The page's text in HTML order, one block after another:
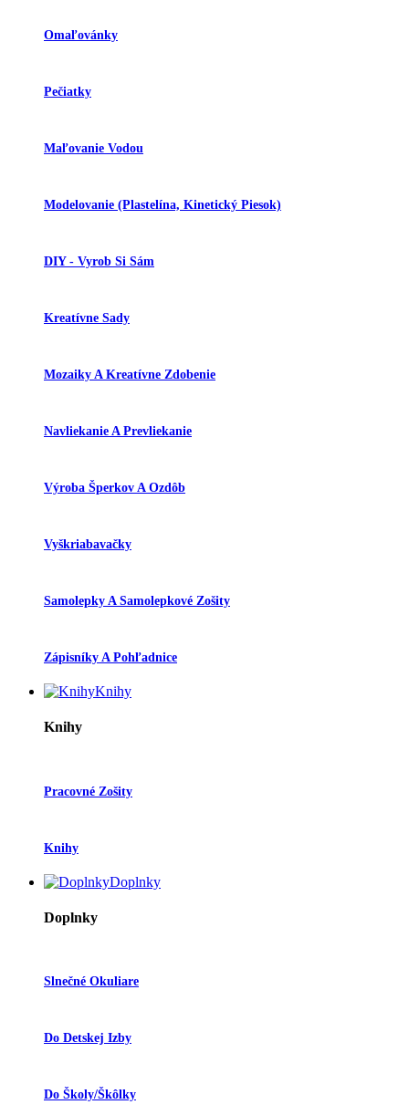
Omaľovánky
Pečiatky
Maľovanie Vodou
Modelovanie (plastelína, Kinetický Piesok)
DIY - Vyrob Si Sám
Kreatívne Sady
Mozaiky A Kreatívne Zdobenie
Navliekanie A Prevliekanie
Výroba Šperkov A Ozdôb
Vyškriabavačky
Samolepky A Samolepkové Zošity
Zápisníky A Pohľadnice
Knihy
Knihy
Pracovné Zošity
Knihy
Doplnky
Doplnky
Slnečné Okuliare
Do Detskej Izby
Do Školy/škôlky